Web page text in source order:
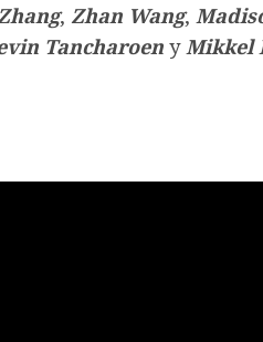
, Zhan Wang,
Tancharoen yMikkel